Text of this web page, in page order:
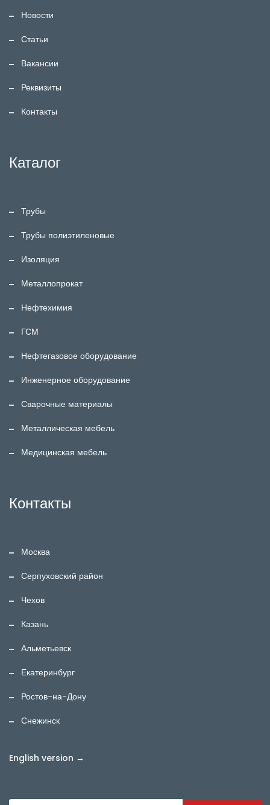
Новости
Статьи
Вакансии
Реквизиты
Контакты
Каталог
Трубы
Трубы полиэтиленовые
Изоляция
Металлопрокат
Нефтехимия
ГСМ
Нефтегазовое оборудование
Инженерное оборудование
Сварочные материалы
Металлическая мебель
Медицинская мебель
Контакты
Москва
Серпуховский район
Чехов
Казань
Альметьевск
Екатеринбург
Ростов-на-Дону
Снежинск
English version →